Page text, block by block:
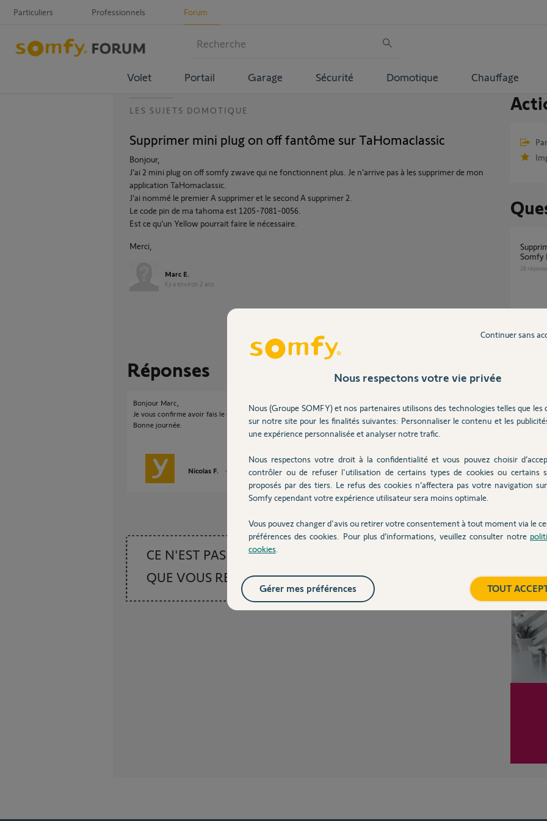
Particuliers Professionnels Forum
Volet Portail Garage Sécurité Domotique Chauffage
LES SUJETS DOMOTIQUE
Supprimer mini plug on off fantôme sur TaHomaclassic
Bonjour,
J’ai 2 mini plug on off somfy zwave qui ne fonctionnent plus. Je n’arrive pas à les supprimer de mon
application TaHomaclassic.
J’ai nommé le premier A supprimer et le second A supprimer 2.
Le code pin de ma tahoma est 1205-7081-0056.
Est ce qu’un Yellow pourrait faire le nécessaire.
Merci,
Marc E.
il y a environ 2 ans
Participer au fil de discussion
Réponses
Bonjour Marc,
Je vous confirme avoir fais le necessaire.
Bonne journée.
Nicolas F. il y a environ 2 ans
CE N'EST PAS CE
QUE VOUS RECHERCHEZ
Supprimer equipement automatisme depuis
Somfy
28
Pb
Plug
Coupon connexion secours GSM sur Home
Nous respectons votre vie privée
Nous (Groupe SOMFY) et nos partenaires utilisons des technologies telles que les
sur notre site pour les finalités suivantes: Personnaliser le contenu et les
une expérience personnalisée et analyser notre trafic.
Nous respectons votre droit à la confidentialité et vous pouvez choisir
contrôler ou de refuser l'utilisation de certains types de cookies ou certains
proposés par des tiers. Le refus des cookies n’affectera pas votre navigation
Somfy cependant votre expérience utilisateur sera moins optimale.
Vous pouvez changer d'avis ou retirer votre consentement à tout moment via le
préférences des cookies. Pour plus d’informations, veuillez consulter notre
cookies
Continuer sans
TOUT
Gérer mes préférences